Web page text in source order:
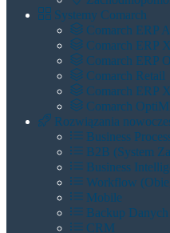
Systemy Comarch
Comarch ERP
Comarch ERP
Comarch ERP
Comarch Retail
Comarch ERP
Comarch
Rozwiązania
Business
B2B (System
Business
Workflow
Mobile
Backup Danych
CRM